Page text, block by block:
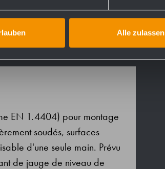
Alle zulassen
EN 1.4404) pour montage
soudés, surfaces
d'une seule main. Prévu
de jauge de niveau de